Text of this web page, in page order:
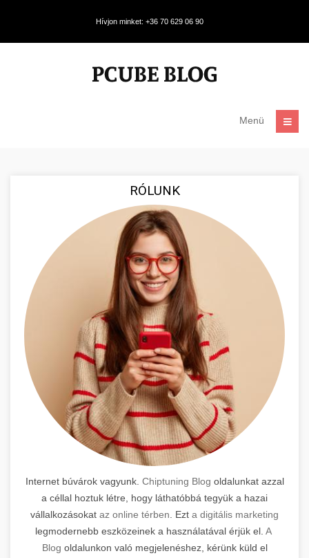
Hívjon minket: +36 70 629 06 90
Menü
RÓLUNK
Internet búvárok vagyunk. Chiptuning Blog oldalunkat azzal
a céllal hoztuk létre, hogy láthatóbbá tegyük a hazai
vállalkozásokat az online térben . Ezt a digitális marketing
legmodernebb eszközeinek a használatával érjük el. A
Blog oldalunkon való megjelenéshez, kérünk küld el